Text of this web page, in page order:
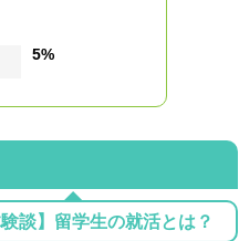
5%
験談】留学生の就活とは？